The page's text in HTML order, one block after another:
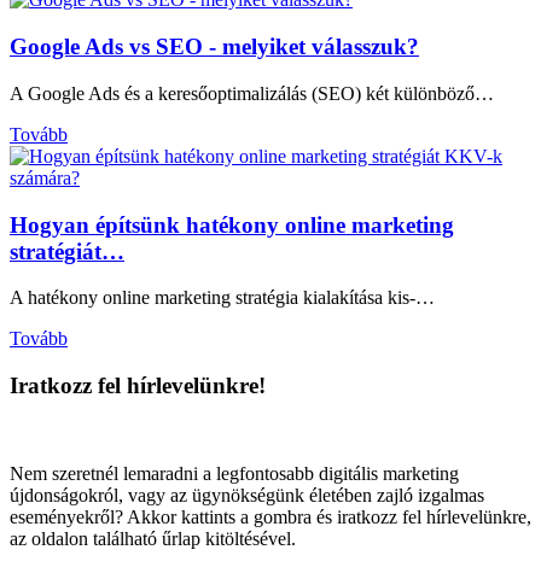
Google Ads vs SEO - melyiket válasszuk?
A Google Ads és a keresőoptimalizálás (SEO) két különböző…
Tovább
Hogyan építsünk hatékony online marketing
stratégiát…
A hatékony online marketing stratégia kialakítása kis-…
Tovább
Iratkozz fel hírlevelünkre!
Nem szeretnél lemaradni a legfontosabb digitális marketing
újdonságokról, vagy az ügynökségünk életében zajló izgalmas
eseményekről? Akkor kattints a gombra és iratkozz fel hírlevelünkre,
az oldalon található űrlap kitöltésével.